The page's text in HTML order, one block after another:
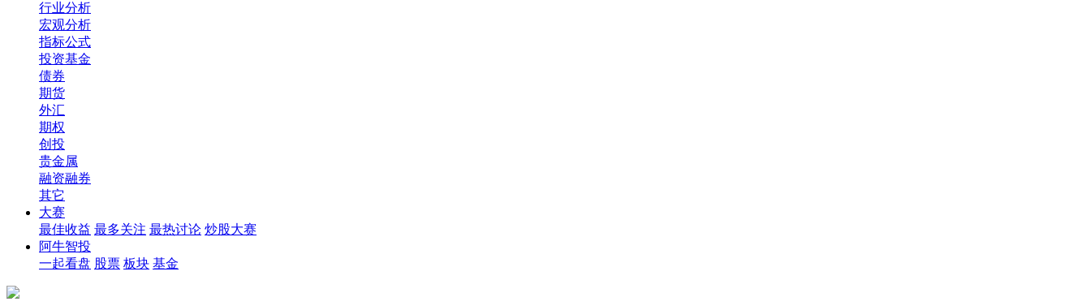
行业分析
宏观分析
指标公式
投资基金
债券
期货
外汇
期权
创投
贵金属
融资融券
其它
大赛
最佳收益 最多关注 最热讨论 炒股大赛
阿牛智投
一起看盘 股票 板块 基金